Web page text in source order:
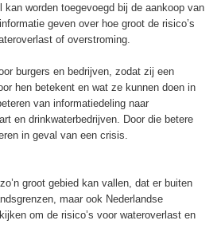
worden toegevoegd bij de aankoop van
geven over hoe groot de risico’s
of overstroming.
burgers en bedrijven, zodat zij een
hen betekent en wat ze kunnen doen in
van informatiedeling naar
en drinkwaterbedrijven. Door die betere
in geval van een crisis.
groot gebied kan vallen, dat er buiten
maar ook Nederlandse
om de risico’s voor wateroverlast en